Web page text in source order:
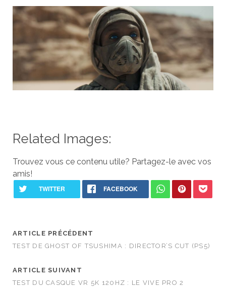
Related Images:
Trouvez vous ce contenu utile? Partagez-le avec vos
amis!
ARTICLE PRÉCÉDENT
TEST DE GHOST OF TSUSHIMA : DIRECTOR’S CUT (PS5)
ARTICLE SUIVANT
TEST DU CASQUE VR 5K 120HZ : LE VIVE PRO 2